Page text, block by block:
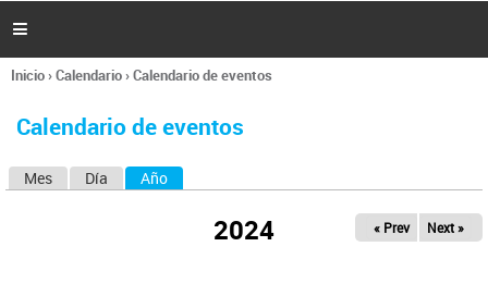
l

Se
usted
Inicio›Calendario›Calendario de eventos
Calendario de eventos
Mes Día Año
2024 « Prev Next »